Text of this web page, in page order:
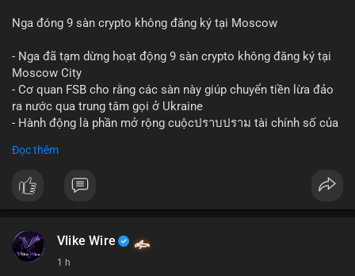
Nga đóng 9 sàn crypto không đăng ký tại Moscow
- Nga đã tạm dừng hoạt động 9 sàn crypto không đăng ký tại
Moscow City
- Cơ quan FSB cho rằng các sàn này giúp chuyển tiền lừa đảo
ra nước qua trung tâm gọi ở Ukraine
- Hành động là phần mở rộng cuộcปราบปราม tài chính số của
#vlikevn #titanbot
📰 Nguồn: Cointelegraph
Đọc thêm
Vlike Wire
1 h